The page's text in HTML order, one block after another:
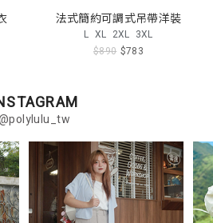
法式簡約可調式吊帶洋裝
L XL 2XL 3XL
$890 $783